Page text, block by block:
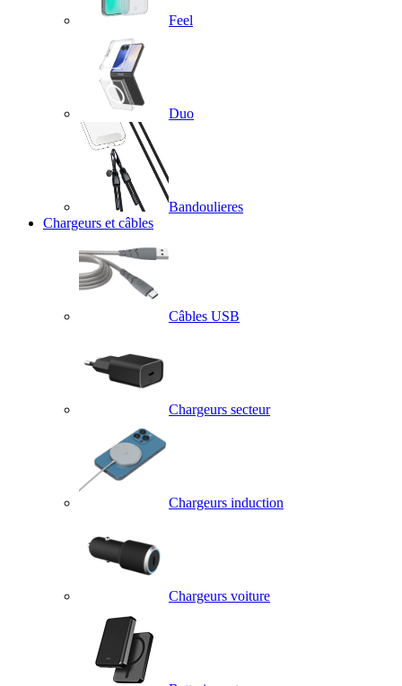
Feel
Duo
Bandoulieres
Chargeurs et câbles
Câbles USB
Chargeurs secteur
Chargeurs induction
Chargeurs voiture